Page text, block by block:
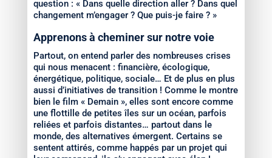
question : « Dans quelle direction aller ? Dans quel
changement m’engager ? Que puis-je faire ? »
Apprenons à cheminer sur notre voie
Partout, on entend parler des nombreuses crises
qui nous menacent : financière, écologique,
énergétique, politique, sociale… Et de plus en plus
aussi d’initiatives de transition ! Comme le montre
bien le film « Demain », elles sont encore comme
une flottille de petites îles sur un océan, parfois
reliées et parfois distantes… partout dans le
monde, des alternatives émergent. Certains se
sentent attirés, comme happés par un projet qui